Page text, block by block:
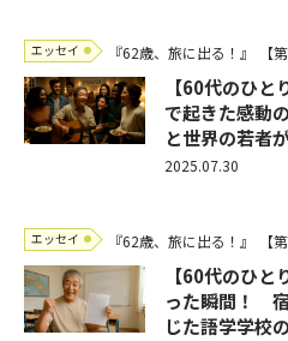
エッセイ 『62歳、旅に出る！』 【
【60代のひ
で起きた感動
と世界の若者
2025.07.30
エッセイ 『62歳、旅に出る！』 【
【60代のひ
った瞬間！
じた語学学校